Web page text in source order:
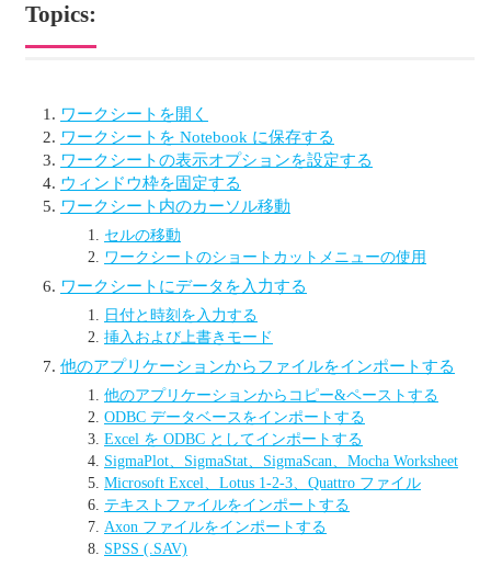
Topics:
ワークシートを開く
ワークシートを Notebook に保存する
ワークシートの表示オプションを設定する
ウィンドウ枠を固定する
ワークシート内のカーソル移動
セルの移動
ワークシートのショートカットメニューの使用
ワークシートにデータを入力する
日付と時刻を入力する
挿入および上書きモード
他のアプリケーションからファイルをインポートする
他のアプリケーションからコピー&ペーストする
ODBC データベースをインポートする
Excel を ODBC としてインポートする
SigmaPlot、SigmaStat、SigmaScan、Mocha Worksheet
Microsoft Excel、Lotus 1-2-3、Quattro ファイル
テキストファイルをインポートする
Axon ファイルをインポートする
SPSS (.SAV)